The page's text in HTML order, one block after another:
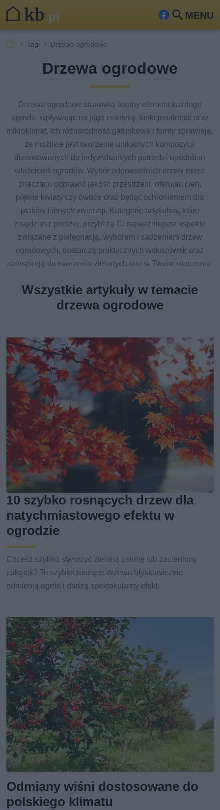
MENU
Fa Szu
Tagi Drzewa ogrodowe
Drzewa ogrodowe
Drzewa ogrodowe stanowią istotny element każdego
ogrodu, wpływając na jego estetykę, funkcjonalność oraz
mikroklimat. Ich różnorodność gatunkowa i formy sprawiają,
że możliwe jest tworzenie unikalnych kompozycji
dostosowanych do indywidualnych potrzeb i upodobań
właścicieli ogrodów. Wybór odpowiednich drzew może
znacząco poprawić jakość przestrzeni, oferując cień,
piękne kwiaty czy owoce oraz będąc schronieniem dla
ptaków i innych zwierząt. Kategorie artykułów, które
znajdziesz poniżej, przybliżą Ci najważniejsze aspekty
związane z pielęgnacją, wyborem i sadzeniem drzew
ogrodowych, dostarczą praktycznych wskazówek oraz
zainspirują do tworzenia zielonych oaz w Twoim otoczeniu.
Wszystkie artykuły w temacie
drzewa ogrodowe
10 szybko rosnących drzew dla
natychmiastowego efektu w
ogrodzie
Chcesz szybko stworzyć zieloną osłonę lub zacieniony
zakątek? Te szybko rosnące drzewa błyskawicznie
odmienią ogród i dadzą spektakularny efekt.
Odmiany wiśni dostosowane do
polskiego klimatu